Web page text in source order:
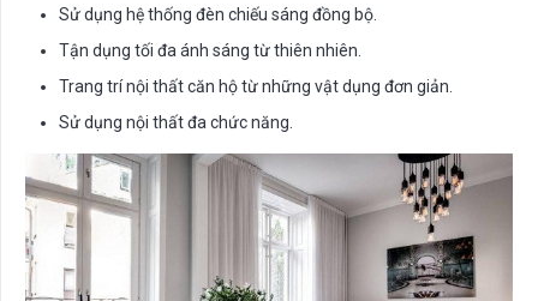
Sử dụng hệ thống đèn chiếu sáng đồng bộ.
Tận dụng tối đa ánh sáng từ thiên nhiên.
Trang trí nội thất căn hộ từ những vật dụng đơn giản.
Sử dụng nội thất đa chức năng.